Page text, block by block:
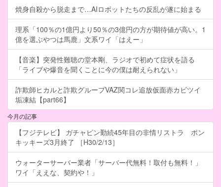
焼身自殺から脱走まで…AIロボットたちの反乱が遂に始まる
理系「100％の1億円より50％の3億円の方が期待値が高い。1
億を選ぶやつは馬鹿」文系ワイ「はえー」
【音楽】突発性難聴の堂本剛、ラジオで初めて症状を語る
「ライブや爆音を聞くことに今の僕は耐えられない」
詐欺師ヒカルと詐欺グループVAZ関コレ追放仮面赤カビツイ
垢凍結【part66】
今月の記事
【フジテレビ】 ガチャピン勤続45年目の非情リストラ ポン
キッキーズ3月終了 ［H30/2/13］
ウォーターサーバー業者「サーバー代無料！取付も無料！」
ワイ「ええな、契約や！」